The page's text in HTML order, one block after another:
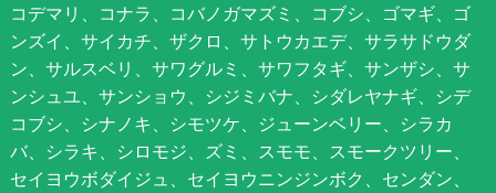
コデマリ、コナラ、コバノガマズミ、コブシ、ゴマギ、ゴ
ンズイ、サイカチ、ザクロ、サトウカエデ、サラサドウダ
ン、サルスベリ、サワグルミ、サワフタギ、サンザシ、サ
ンシュユ、サンショウ、シジミバナ、シダレヤナギ、シデ
コブシ、シナノキ、シモツケ、ジューンベリー、シラカ
バ、シラキ、シロモジ、ズミ、スモモ、スモークツリー、
セイヨウボダイジュ、セイヨウニンジンボク、センダン、